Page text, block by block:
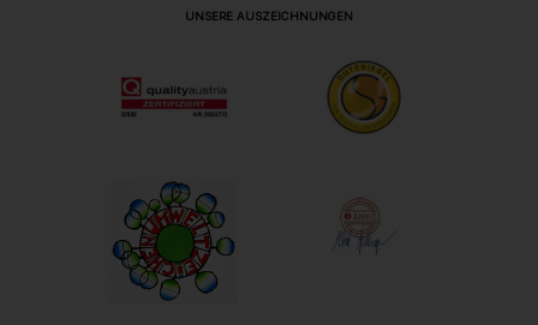
UNSERE AUSZEICHNUNGEN